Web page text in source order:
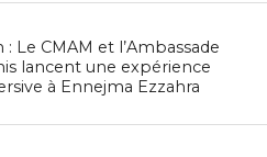
: Le CMAM et l’Ambassade
lancent une expérience
à Ennejma Ezzahra